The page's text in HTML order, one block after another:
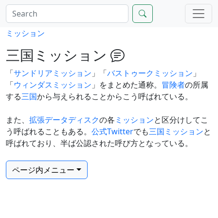
ミッション
三国ミッション
「サンドリアミッション 」「バストゥークミッション 」
「ウィンダスミッション 」をまとめた通称。 冒険者の所属
する三国から与えられることからこう呼ばれている。
また、 拡張データディスクの各 ミッションと区分けしてこ
う呼ばれることもある。 公式Twitterでも三国ミッションと
呼ばれており、半ば公認された呼び方となっている。
ページ内メニュー